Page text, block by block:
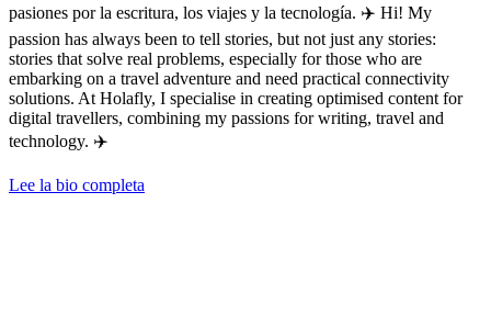
pasiones por la escritura, los viajes y la tecnología. ✈️ Hi! My
passion has always been to tell stories, but not just any stories:
stories that solve real problems, especially for those who are
embarking on a travel adventure and need practical connectivity
solutions. At Holafly, I specialise in creating optimised content for
digital travellers, combining my passions for writing, travel and
technology. ✈️
Lee la bio completa